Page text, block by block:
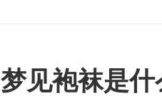
梦见袍袜是什